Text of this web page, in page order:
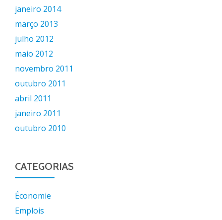
janeiro 2014
março 2013
julho 2012
maio 2012
novembro 2011
outubro 2011
abril 2011
janeiro 2011
outubro 2010
CATEGORIAS
Économie
Emplois